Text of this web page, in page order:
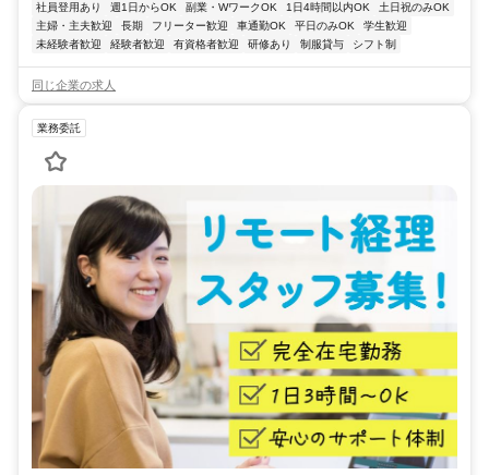
社員登用あり 週1日からOK 副業・WワークOK 1日4時間以内OK
土日祝のみOK
主婦・主夫歓迎
長期 フリーター歓迎 車通勤OK 平日のみOK
学生歓迎
未経験者歓迎
経験者歓迎 有資格者歓迎 研修あり 制服貸与 シフト制
同じ企業の求人
業務委託